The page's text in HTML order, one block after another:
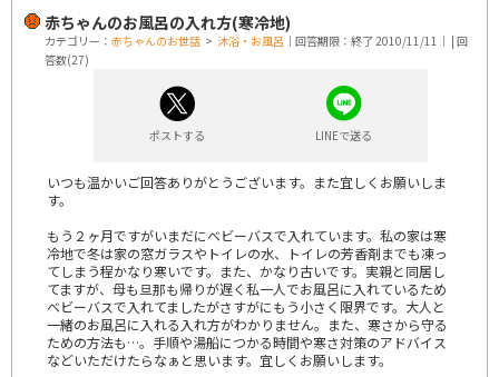
赤ちゃんのお風呂の入れ方(寒冷地)
カテゴリー： 赤ちゃんのお世話 > 沐浴・お風呂 ｜回答期限：終了 2010/11/11｜ | 回
答数(27)
ポストする LINEで送る
いつも温かいご回答ありがとうございます。また宜しくお願いしま
す。
もう２ヶ月ですがいまだにベビーバスで入れています。私の家は寒
冷地で冬は家の窓ガラスやトイレの水、トイレの芳香剤までも凍っ
てしまう程かなり寒いです。また、かなり古いです。実親と同居し
てますが、母も旦那も帰りが遅く私一人でお風呂に入れているため
ベビーバスで入れてましたがさすがにもう小さく限界です。大人と
一緒のお風呂に入れる入れ方がわかりません。また、寒さから守る
ための方法も…。手順や湯船につかる時間や寒さ対策のアドバイス
などいただけたらなぁと思います。宜しくお願いします。